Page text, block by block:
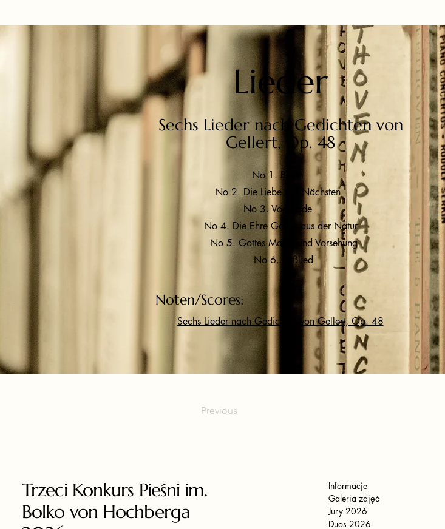
Lieder
Sechs Lieder nach Gedichten von
Gellert, Op. 48
No 1. Bitten
No 2. Die Liebe des Nächsten
No 3. Vom Tode
No 4. Die Ehre Gottes aus der Natur
No 5. Gottes Macht und Vorsehung
No 6. Bußlied
Noten/Scores:
Sechs Lieder nach Gedichten von Gellert, Op. 48
Previous
Trzeci Konkurs Pieśni im.
Bolko von Hochberga
Informacje
Galeria zdjęć
Jury 2026
Duos 2026